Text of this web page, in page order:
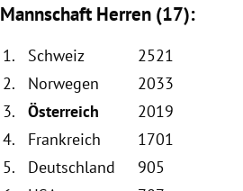
Mannschaft Herren (17):
1. Schweiz
2521
2.
Norwegen
2033
3.
Österreich
2019
4.
Frankreich
1701
5.
Deutschland
905